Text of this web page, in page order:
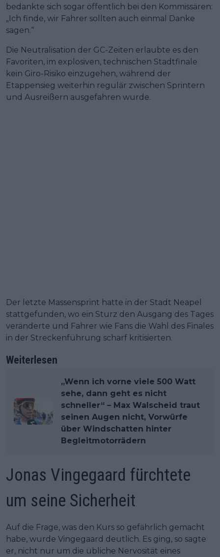
bedankte sich sogar öffentlich bei den Kommissären:
„Ich finde, wir Fahrer sollten auch einmal Danke
sagen.“
Die Neutralisation der GC-Zeiten erlaubte es den
Favoriten, im explosiven, technischen Stadtfinale
kein Giro-Risiko einzugehen, während der
Etappensieg weiterhin regulär zwischen Sprintern
und Ausreißern ausgefahren wurde.
Der letzte Massensprint hatte in der Stadt Neapel
stattgefunden, wo ein Sturz den Ausgang des Tages
veränderte und Fahrer wie Fans die Wahl des Finales
in der Streckenführung scharf kritisierten.
Weiterlesen
„Wenn ich vorne viele 500 Watt
sehe, dann geht es nicht
schneller“ – Max Walscheid traut
seinen Augen nicht, Vorwürfe
über Windschatten hinter
Begleitmotorrädern
Jonas Vingegaard fürchtete
um seine Sicherheit
Auf die Frage, was den Kurs so gefährlich gemacht
habe, wurde Vingegaard deutlich. Es ging, so sagte
er, nicht nur um die übliche Nervosität eines